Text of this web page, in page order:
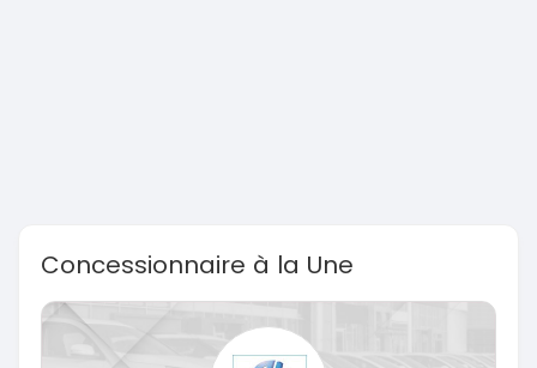
Concessionnaire à la Une